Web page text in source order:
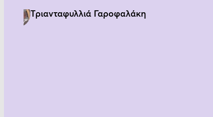
Τριανταφυλλιά Γαροφαλάκη